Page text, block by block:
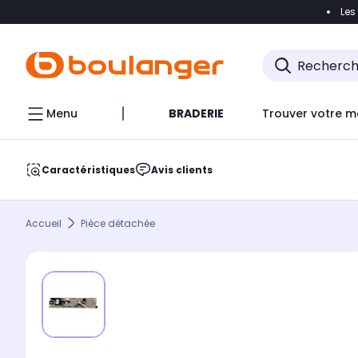
Accéder
Menu BRADERIE Trouver votre
Caractéristiques Avis clients
Accueil Pièce détachée